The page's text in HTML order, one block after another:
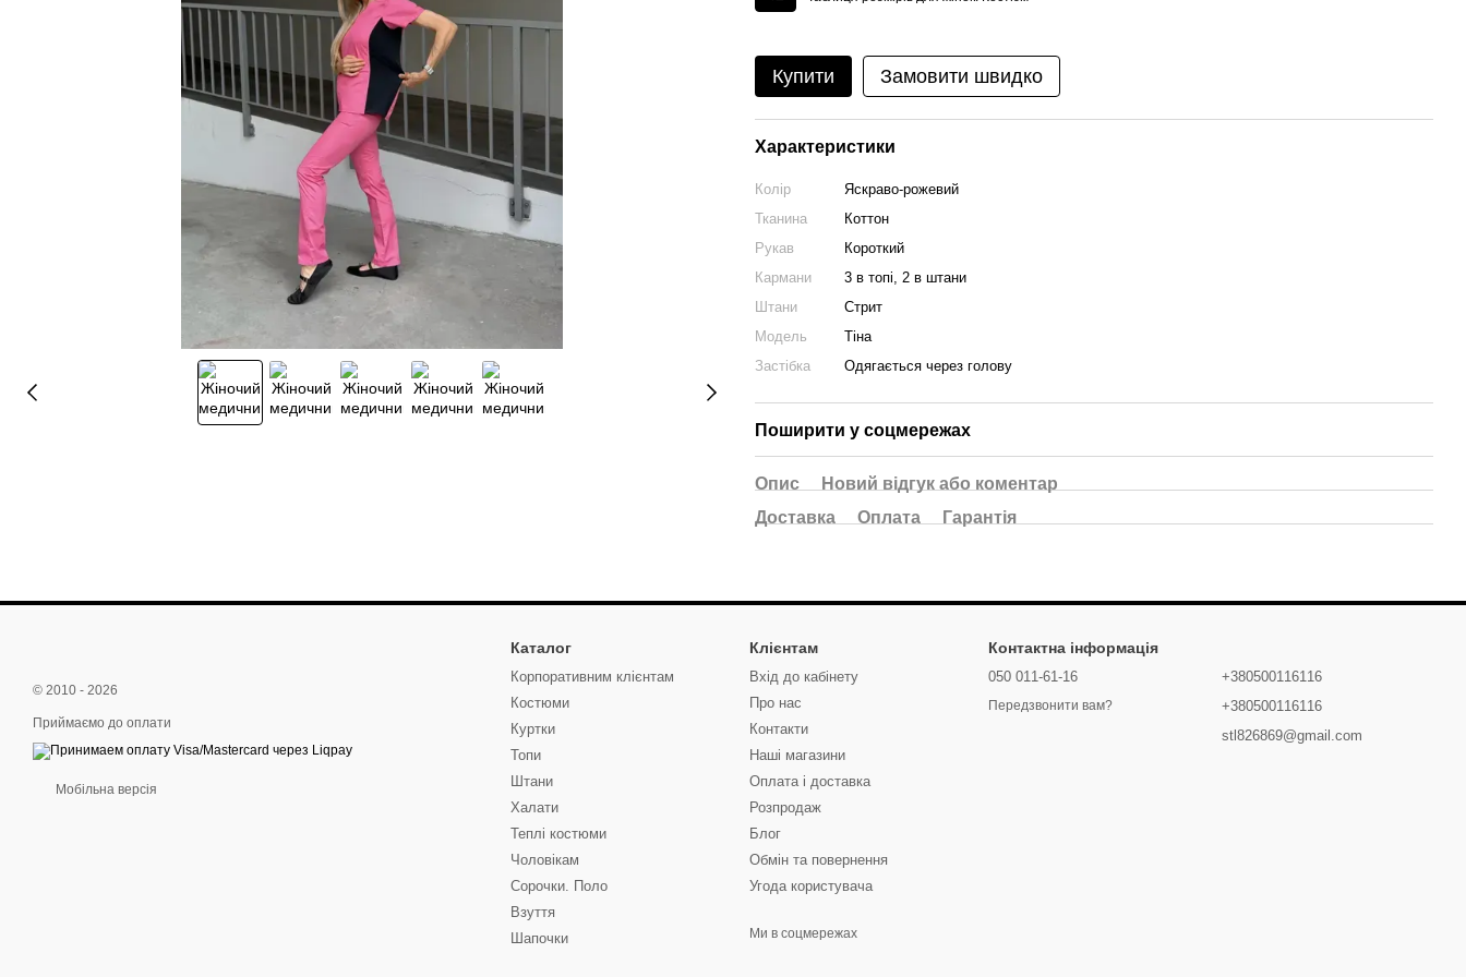
Купити Замовити швидко
Характеристики
Колір
Яскраво-рожевий
Тканина
Коттон
Рукав
Короткий
Кармани
3 в топі, 2 в штани
Штани
Стрит
Модель
Тіна
Застібка
Одягається через голову
Поширити у соцмережах
Опис
Новий відгук або коментар
Доставка
Оплата Гарантія
© 2010 - 2026
Приймаємо до оплати
Мобільна версія
Каталог
Корпоративним клієнтам
Костюми
Куртки
Топи
Штани
Халати
Теплі костюми
Чоловікам
Сорочки. Поло
Взуття
Шапочки
Клієнтам
Вхід до кабінету
Про нас
Контакти
Наші магазини
Оплата і доставка
Розпродаж
Блог
Обмін та повернення
Угода користувача
Ми в соцмережах
Контактна інформація
050 011-61-16
Передзвонити вам?
+380500116116
+380500116116
stl826869@gmail.com